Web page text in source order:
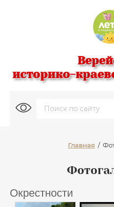
историко-
Главная /
Окрестности